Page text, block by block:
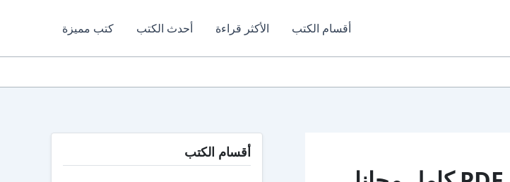
أقسام الكتب الأكثر قراءة أحدث الكتب كتب مميزة
أقسام الكتب